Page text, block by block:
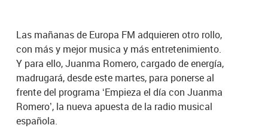
Las mañanas de Europa FM adquieren otro rollo,
con más y mejor musica y más entretenimiento.
Y para ello, Juanma Romero, cargado de energía,
madrugará, desde este martes, para ponerse al
frente del programa ‘Empieza el día con Juanma
Romero’, la nueva apuesta de la radio musical
española.